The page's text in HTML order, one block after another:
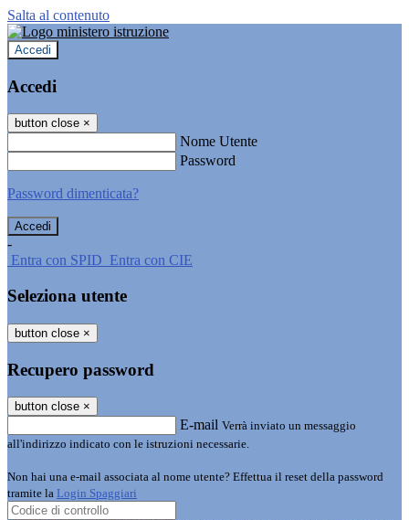
Salta al contenuto
Accedi
Accedi
button close ×
Nome Utente
Password
Password dimenticata?
-
Entra con SPID Entra con CIE
Seleziona utente
button close ×
Recupero password
button close ×
E-mail Verrà inviato un messaggio
all'indirizzo indicato con le istruzioni necessarie.
Non hai una e-mail associata al nome utente? Effettua il reset della password
tramite la Login Spaggiari